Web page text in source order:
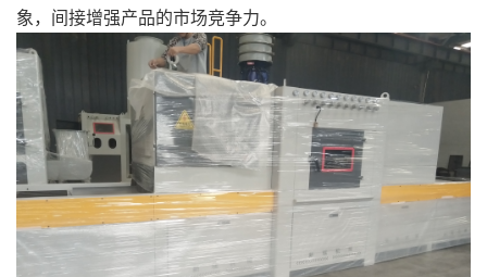
象，间接增强产品的市场竞争力。